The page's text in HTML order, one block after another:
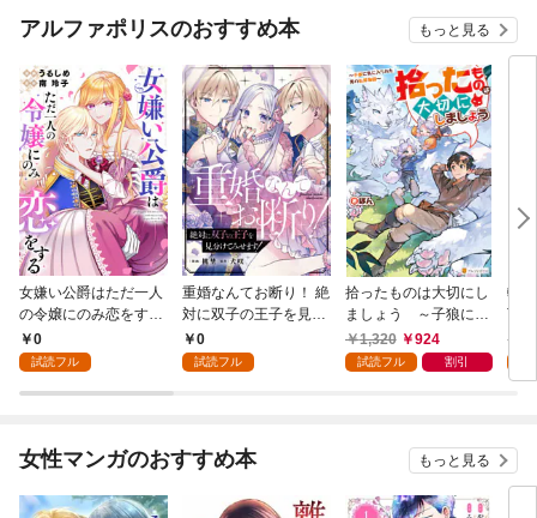
アルファポリスのおすすめ本 もっと見る
女嫌い公爵はただ一人
の令嬢にのみ恋をする
（分冊版）第１話
0
試読フル
重婚なんてお断り！ 絶
対に双子の王子を見分
けてみせます！（分冊
版） 第１話
0
試読フル
拾ったものは大切にし
ましょう ～子狼に気
に入られた男の転移物
語～
1,320 924
試読フル 割引
転
下
冒
女性マンガのおすすめ本 もっと見る